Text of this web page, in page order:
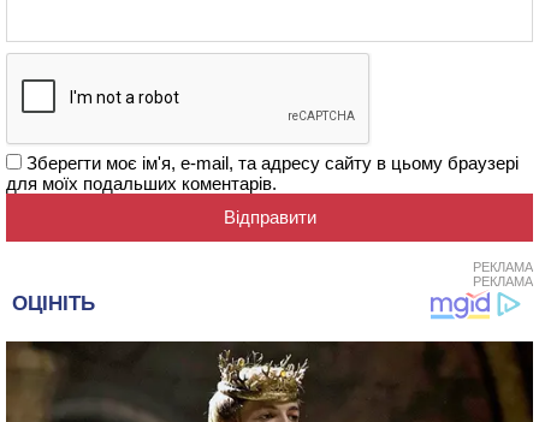
Зберегти моє ім'я, e-mail, та адресу сайту в цьому браузері
для моїх подальших коментарів.
РЕКЛАМА
РЕКЛАМА